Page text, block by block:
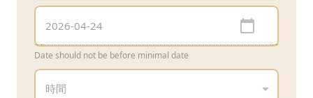
Date should not be before minimal date